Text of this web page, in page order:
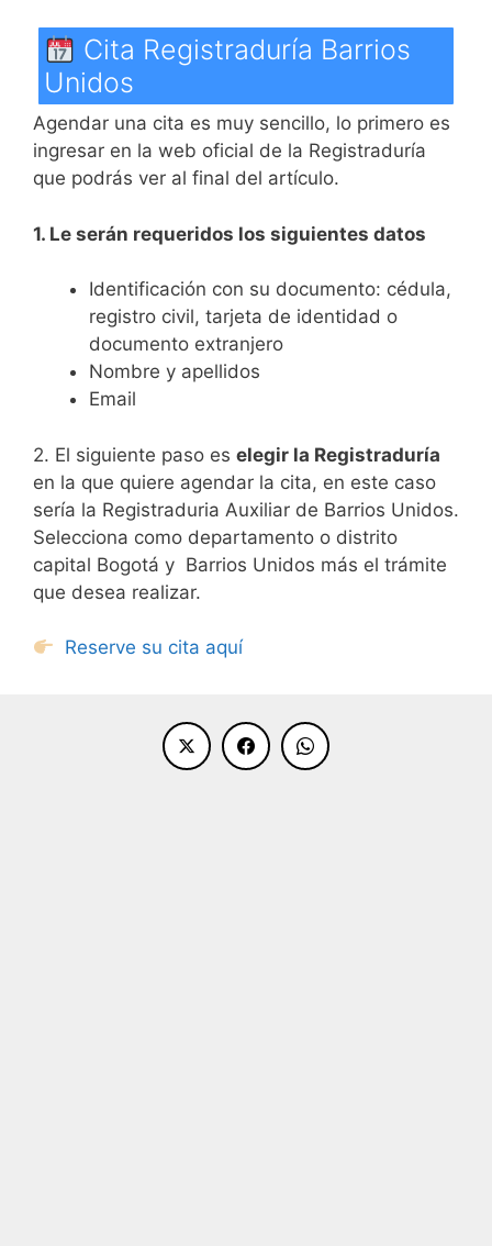
Cita Registraduría Barrios
Unidos
Agendar una cita es muy sencillo, lo primero es
ingresar en la web oficial de la Registraduría
que podrás ver al final del artículo.
1. Le serán requeridos los siguientes datos
Identificación con su documento: cédula,
registro civil, tarjeta de identidad o
documento extranjero
Nombre y apellidos
Email
2. El siguiente paso es elegir la Registraduría
en la que quiere agendar la cita, en este caso
sería la Registraduria Auxiliar de Barrios Unidos.
Selecciona como departamento o distrito
capital Bogotá y Barrios Unidos más el trámite
que desea realizar.
Reserve su cita aquí